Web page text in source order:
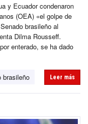
y Ecuador condenaron
(OEA) «el golpe de
brasileño al
Dilma Rousseff.
enterado, se ha dado
brasileño Leer más